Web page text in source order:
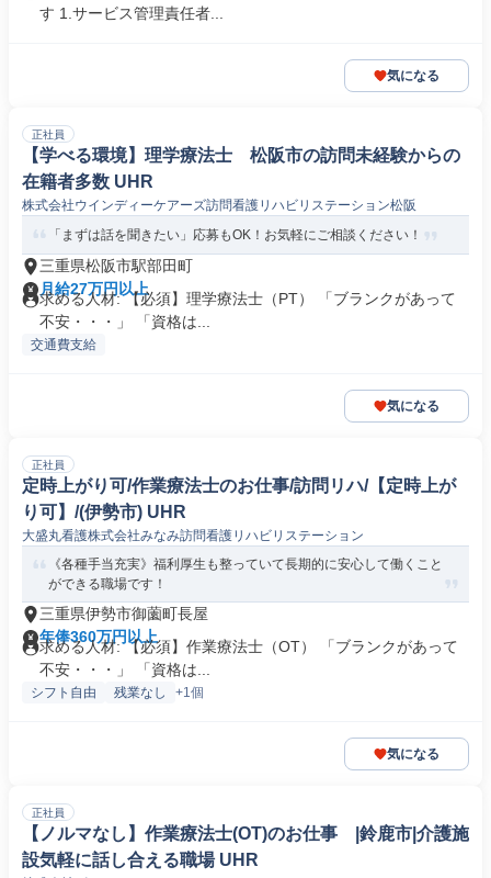
す 1.サービス管理責任者...
気になる
正社員
【学べる環境】理学療法士 松阪市の訪問未経験からの
在籍者多数 UHR
株式会社ウインディーケアーズ訪問看護リハビリステーション松阪
「まずは話を聞きたい」応募もOK！お気軽にご相談ください！
三重県松阪市駅部田町
月給27万円以上
求める人材: 【必須】理学療法士（PT） 「ブランクがあって
不安・・・」 「資格は...
交通費支給
気になる
正社員
定時上がり可/作業療法士のお仕事/訪問リハ/【定時上が
り可】/(伊勢市) UHR
大盛丸看護株式会社みなみ訪問看護リハビリステーション
《各種手当充実》福利厚生も整っていて長期的に安心して働くこと
ができる職場です！
三重県伊勢市御薗町長屋
年俸360万円以上
求める人材: 【必須】作業療法士（OT） 「ブランクがあって
不安・・・」 「資格は...
シフト自由 残業なし +1個
気になる
正社員
【ノルマなし】作業療法士(OT)のお仕事 |鈴鹿市|介護施
設気軽に話し合える職場 UHR